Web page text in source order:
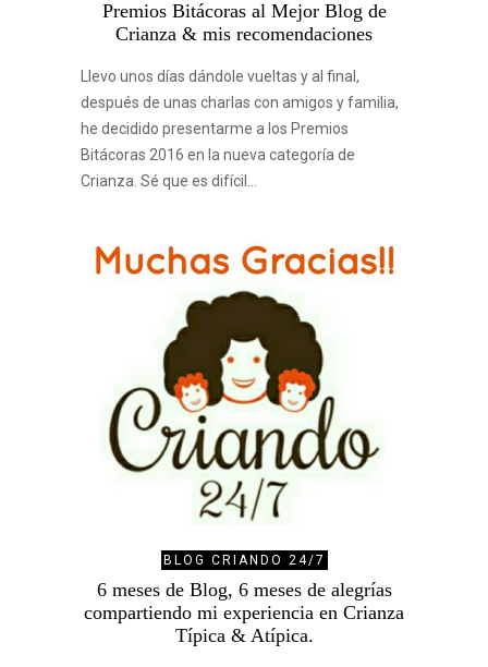
Premios Bitácoras al Mejor Blog de
Crianza & mis recomendaciones
Llevo unos días dándole vueltas y al final,
después de unas charlas con amigos y familia,
he decidido presentarme a los Premios
Bitácoras 2016 en la nueva categoría de
Crianza. Sé que es difícil…
BLOG CRIANDO 24/7
6 meses de Blog, 6 meses de alegrías
compartiendo mi experiencia en Crianza
Típica & Atípica.